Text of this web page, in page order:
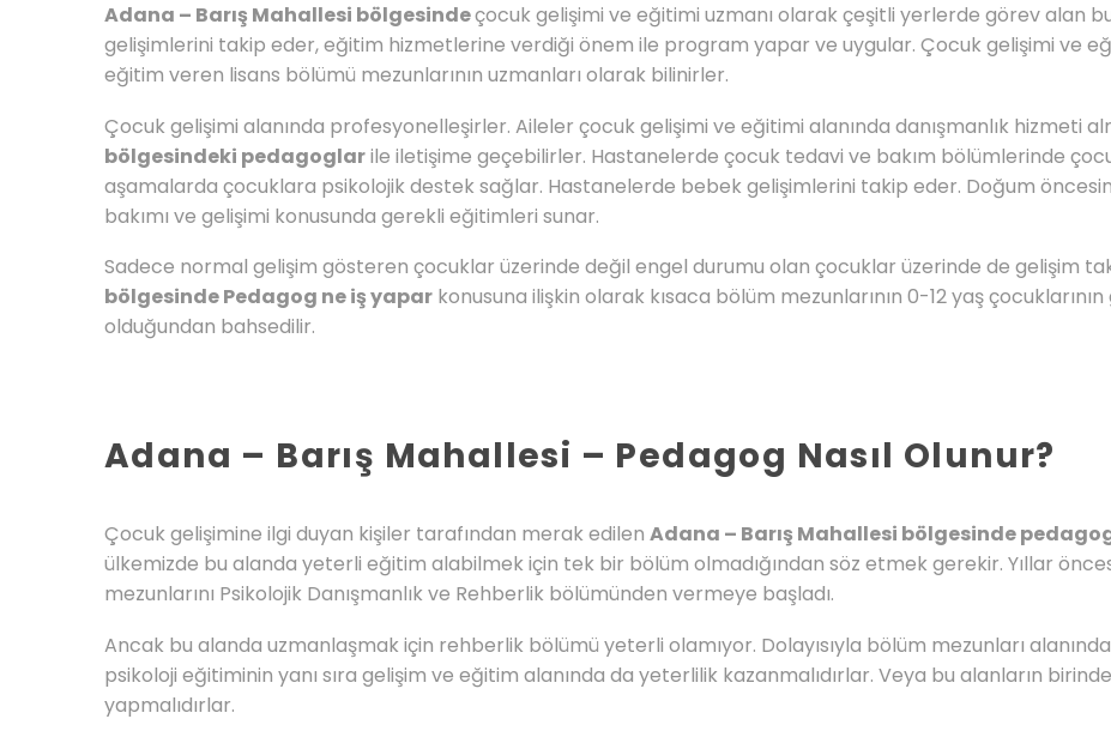
Adana – Barış Mahallesi bölgesindeçocuk gelişimi ve eğitimi uzmanı olarak çeşitli yerlerde görev alan
gelişimlerini takip eder, eğitim hizmetlerine verdiği önem ile program yapar ve uygular. Çocuk gelişimi ve
eğitim veren lisans bölümü mezunlarının uzmanları olarak bilinirler.
Çocuk gelişimi alanında profesyonelleşirler. Aileler çocuk gelişimi ve eğitimi alanında danışmanlık hizmeti
bölgesindeki pedagoglarile iletişime geçebilirler. Hastanelerde çocuk tedavi ve bakım bölümlerinde
aşamalarda çocuklara psikolojik destek sağlar. Hastanelerde bebek gelişimlerini takip eder. Doğum
bakımı ve gelişimi konusunda gerekli eğitimleri sunar.
Sadece normal gelişim gösteren çocuklar üzerinde değil engel durumu olan çocuklar üzerinde de gelişim
bölgesinde Pedagog ne iş yapar konusuna ilişkin olarak kısaca bölüm mezunlarının 0-12 yaş
olduğundan bahsedilir.
Adana – Barış Mahallesi – Pedagog Nasıl Olunur?
Çocuk gelişimine ilgi duyan kişiler tarafından merak edilen Adana – Barış Mahallesi bölgesinde
ülkemizde bu alanda yeterli eğitim alabilmek için tek bir bölüm olmadığından söz etmek gerekir. Yıllar
mezunlarını Psikolojik Danışmanlık ve Rehberlik bölümünden vermeye başladı.
Ancak bu alanda uzmanlaşmak için rehberlik bölümü yeterli olamıyor. Dolayısıyla bölüm mezunları
psikoloji eğitiminin yanı sıra gelişim ve eğitim alanında da yeterlilik kazanmalıdırlar. Veya bu alanların
yapmalıdırlar.